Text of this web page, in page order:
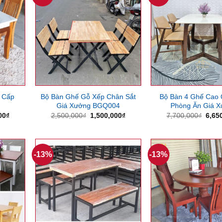
Cấp
₫Giá
7,660,000₫.
Bộ Bàn Ghế Gỗ Xếp Chân Sắt
Giá Xưởng BGQ004
2,500,000₫ Giá
1,500,000₫Giá
1,500,000₫.
Bộ Bàn 4 Ghế Cao
Phòng Ăn Giá
7,700,000₫ Giá
-13% -13%